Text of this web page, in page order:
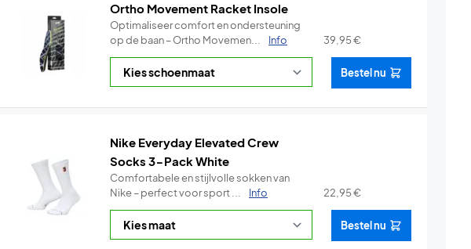
Ortho Movement Racket Insole
Optimaliseer comfort en ondersteuning
op de baan – Ortho Movemen...
Info 39,95€
Bestel nu
Nike Everyday Elevated Crew
Socks 3-Pack White
Comfortabele en stijlvolle sokken van
Nike – perfect voor sport ...
Info 22,95€
Bestel nu